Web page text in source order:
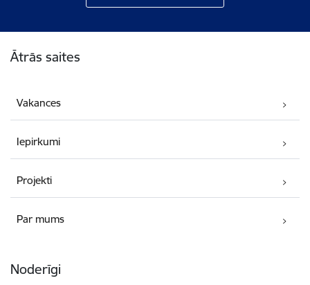
Ātrās saites
Vakances
Iepirkumi
Projekti
Par mums
Noderīgi